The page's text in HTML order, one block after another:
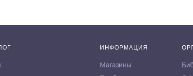
ИНФОРМАЦИЯ
Магазины